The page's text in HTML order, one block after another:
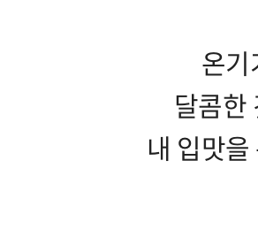
온
달콤한
내 입맛